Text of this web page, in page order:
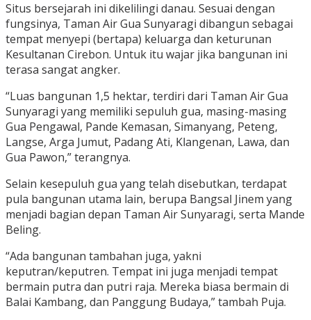
Situs bersejarah ini dikelilingi danau. Sesuai dengan
fungsinya, Taman Air Gua Sunyaragi dibangun sebagai
tempat menyepi (bertapa) keluarga dan keturunan
Kesultanan Cirebon. Untuk itu wajar jika bangunan ini
terasa sangat angker.
“Luas bangunan 1,5 hektar, terdiri dari Taman Air Gua
Sunyaragi yang memiliki sepuluh gua, masing-masing
Gua Pengawal, Pande Kemasan, Simanyang, Peteng,
Langse, Arga Jumut, Padang Ati, Klangenan, Lawa, dan
Gua Pawon,” terangnya.
Selain kesepuluh gua yang telah disebutkan, terdapat
pula bangunan utama lain, berupa Bangsal Jinem yang
menjadi bagian depan Taman Air Sunyaragi, serta Mande
Beling.
“Ada bangunan tambahan juga, yakni
keputran/keputren. Tempat ini juga menjadi tempat
bermain putra dan putri raja. Mereka biasa bermain di
Balai Kambang, dan Panggung Budaya,” tambah Puja.